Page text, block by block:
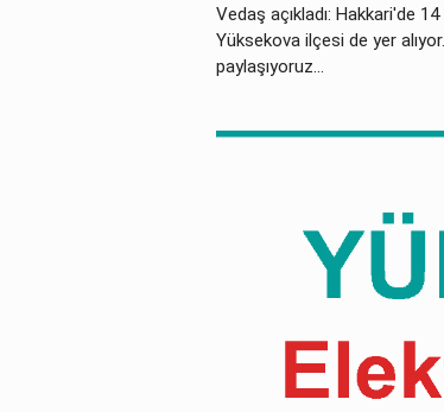
Vedaş açıkladı: Hakkari'de
Yüksekova ilçesi de yer
paylaşıyoruz...